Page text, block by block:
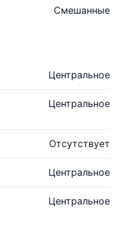
Смешанные
Центральное
Центральное
Отсутствует
Центральное
Центральное